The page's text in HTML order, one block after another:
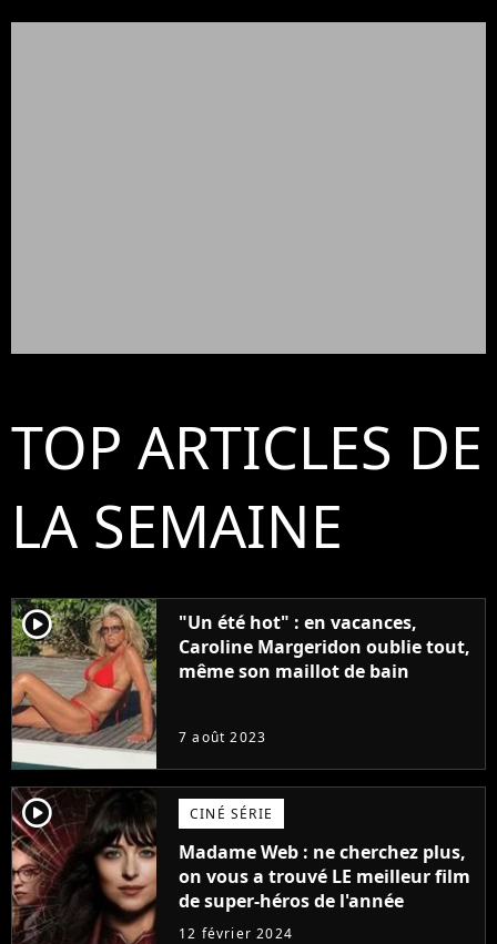
TOP ARTICLES DE
LA SEMAINE
player2
"Un été hot" : en vacances,
Caroline Margeridon oublie tout,
même son maillot de bain
7 août 2023
player2 CINÉ SÉRIE
Madame Web : ne cherchez plus,
on vous a trouvé LE meilleur film
de super-héros de l'année
12 février 2024